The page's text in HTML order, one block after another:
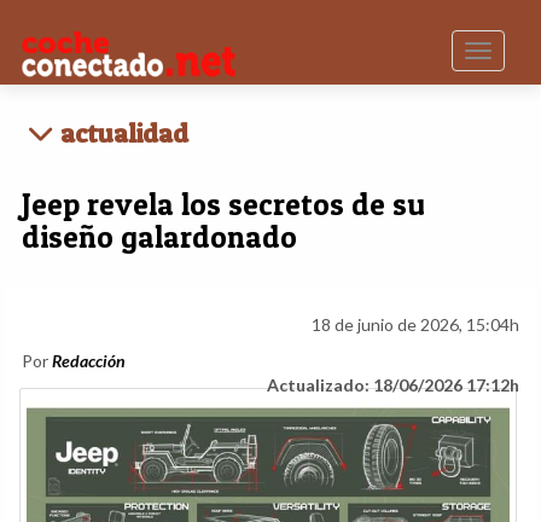
Toggle
actualidad
Jeep revela los secretos de su
diseño galardonado
18 de junio de 2026, 15:04h
PorRedacción
Actualizado: 18/06/2026 17:12h